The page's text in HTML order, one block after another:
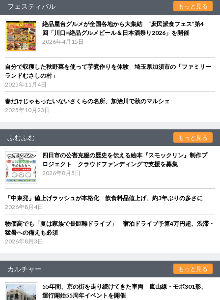
フェスティバル もっと見る
絶品屋台グルメが全国各地から大集結 “庶民派食フェス”第4
回「川口×絶品グルメビール＆日本酒祭り2026」を開催
2026年4月15日
自分で収穫した秋野菜を使って芋煮作りを体験 埼玉県加須市の「ファミリー
ランドむさしの村」
2025年11月4日
春だけじゃもったいないさくらの名所、加治川で秋のマルシェ
2025年10月23日
ふむふむ もっと見る
四日市の公害克服の歴史を伝える絵本『スモックリン』制作プ
ロジェクト クラウドファンディングで支援を募集
2026年8月5日
「中東発」値上げラッシュが本格化 飲食料品値上げ、約3年ぶりの多さに
2026年8月4日
物価高でも「夏は家族で長距離ドライブ」 宿泊ドライブ予算4万円超、渋滞・
猛暑への備えも必須
2026年8月3日
カルチャー もっと見る
55年間、京の街を走り続けてきた車両 嵐山線・モボ301形、
運行開始55周年イベントを開催